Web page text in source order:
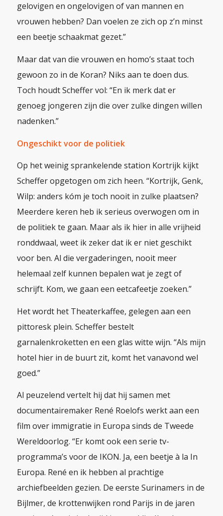
gelovigen en ongelovigen of van mannen en
vrouwen hebben? Dan voelen ze zich op z’n minst
een beetje schaakmat gezet.”
Maar dat van die vrouwen en homo’s staat toch
gewoon zo in de Koran? Niks aan te doen dus.
Toch houdt Scheffer vol: “En ik merk dat er
genoeg jongeren zijn die over zulke dingen willen
nadenken.”
Ongeschikt voor de politiek
Op het weinig sprankelende station Kortrijk kijkt
Scheffer opgetogen om zich heen. “Kortrijk, Genk,
Wilp: anders kóm je toch nooit in zulke plaatsen?
Meerdere keren heb ik serieus overwogen om in
de politiek te gaan. Maar als ik hier in alle vrijheid
ronddwaal, weet ik zeker dat ik er niet geschikt
voor ben. Al die vergaderingen, nooit meer
helemaal zelf kunnen bepalen wat je zegt of
schrijft. Kom, we gaan een eetcafeetje zoeken.”
Het wordt het Theaterkaffee, gelegen aan een
pittoresk plein. Scheffer bestelt
garnalenkroketten en een glas witte wijn. “Als mijn
hotel hier in de buurt zit, komt het vanavond wel
goed.”
Al peuzelend vertelt hij dat hij samen met
documentairemaker René Roelofs werkt aan een
film over immigratie in Europa sinds de Tweede
Wereldoorlog. “Er komt ook een serie tv-
programma’s voor de IKON. Ja, een beetje à la In
Europa. René en ik hebben al prachtige
archiefbeelden gezien. De eerste Surinamers in de
Bijlmer, de krottenwijken rond Parijs in de jaren